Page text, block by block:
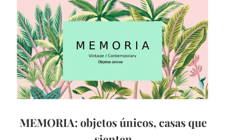
MEMORIA: objetos únicos, casas que